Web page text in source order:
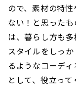
ので、素材の特
ない！と思った
は、暮らし方も
スタイルをしっ
るようなコーデ
として、役立って